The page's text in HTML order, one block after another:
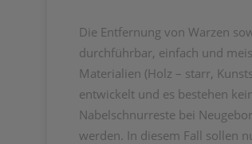
Die Entfernung von Warzen
durchführbar, einfach und
Materialien (Holz – starr,
entwickelt und es bestehen
Nabelschnurreste bei
werden. In diesem Fall sollen